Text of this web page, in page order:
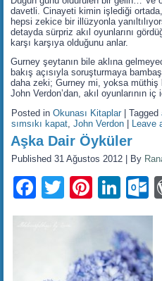
davetli. Cinayeti kimin işlediği
hepsi zekice bir illüzyonla
detayda sürpriz akıl oyunlarını
karşı karşıya olduğunu anlar.
Gurney şeytanın bile aklına
bakış açısıyla soruşturmaya
daha zeki; Gurney mi, yoksa
John Verdon’dan, akıl oyunlarının
Posted in Okunası Kitaplar |Tagged
sımsıkı kapat,John Verdon Leave
Aşka Dair Öyküler
Published 31 Ağustos 2012 By
Facebook
Twitter